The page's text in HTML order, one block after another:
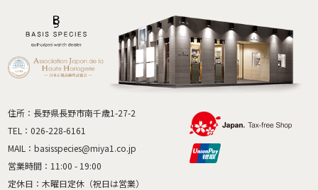
住所：長野県長野市南千歳1-27-2
TEL： 026-228-6161
MAIL： basisspecies@miya1.co.jp
営業時間：11:00 - 19:00
定休日：木曜日定休（祝日は営業）